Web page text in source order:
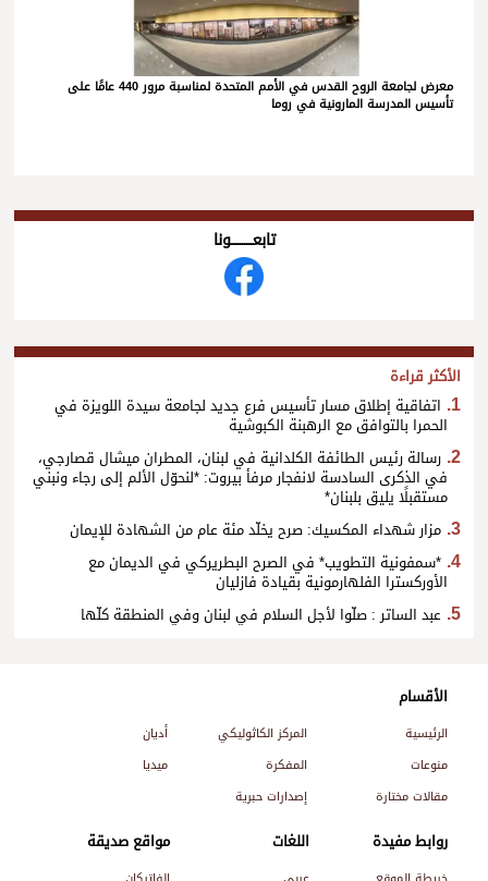
معرض لجامعة الروح القدس في الأمم المتحدة لمناسبة مرور 440 عامًا على
تأسيس المدرسة المارونية في روما
تابعــــــــــونا
الأكثر قراءة
اتفاقية إطلاق مسار تأسيس فرع جديد لجامعة سيدة اللويزة في
الحمرا بالتوافق مع الرهبنة الكبوشية
رسالة رئيس الطائفة الكلدانية في لبنان، المطران ميشال قصارجي،
في الذكرى السادسة لانفجار مرفأ بيروت: *لنحوّل الألم إلى رجاء ونبني
مستقبلًا يليق بلبنان*
مزار شهداء المكسيك: صرح يخلّد مئة عام من الشهادة للإيمان
*سمفونية التطويب* في الصرح البطريركي في الديمان مع
الأوركسترا الفلهارمونية بقيادة فازليان
عبد الساتر : صلّوا لأجل السلام في لبنان وفي المنطقة كلّها
الأقسام
الرئيسية المركز الكاثوليكي
أديان
منوعات
المفكرة
ميديا
مقالات مختارة
إصدارات حبرية
روابط مفيدة اللغات مواقع صديقة